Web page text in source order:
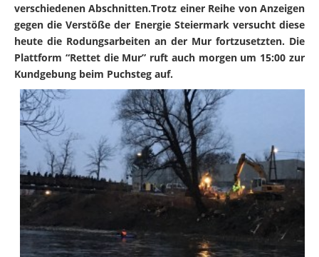
verschiedenen Abschnitten.Trotz einer Reihe von Anzeigen
gegen die Verstöße der Energie Steiermark versucht diese
heute die Rodungsarbeiten an der Mur fortzusetzten. Die
Plattform “Rettet die Mur” ruft auch morgen um 15:00 zur
Kundgebung beim Puchsteg auf.